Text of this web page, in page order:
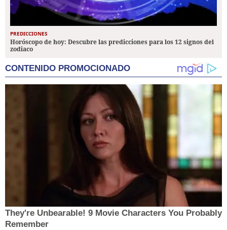
PREDICCIONES
Horóscopo de hoy: Descubre las predicciones para los 12 signos del
zodiaco
CONTENIDO PROMOCIONADO
They're Unbearable! 9 Movie Characters You Probably
Remember